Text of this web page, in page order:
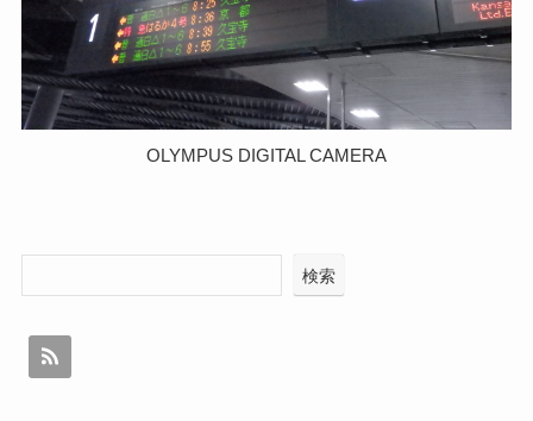
OLYMPUS DIGITAL CAMERA
検索